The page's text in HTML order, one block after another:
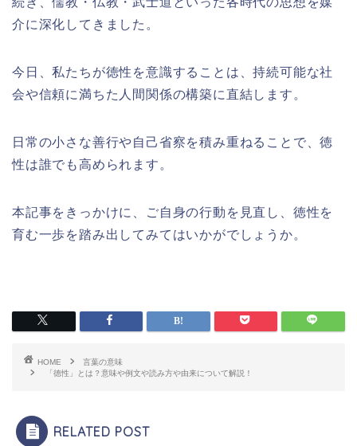
介に深化してきました。
今日、私たちが徳性を意識することは、持続可能な社
会や信頼に満ちた人間関係の構築に直結します。
日常の小さな善行や自己省察を積み重ねることで、徳
性は誰でも高められます。
本記事をきっかけに、ご自身の行動を見直し、徳性を
育む一歩を踏み出してみてはいかがでしょうか。
HOME
言葉の意味
「徳性」とは？意味や例文や読み方や由来について解説！
RELATED POST